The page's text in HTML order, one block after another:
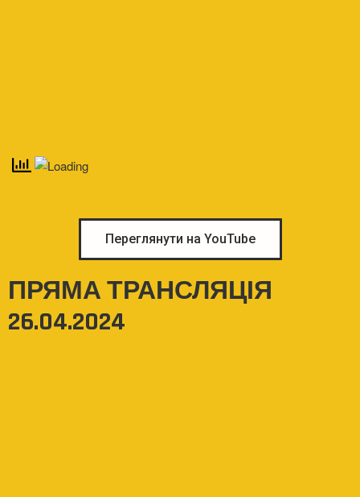
Переглянути на YouTube
ПРЯМА ТРАНСЛЯЦІЯ
26.04.2024